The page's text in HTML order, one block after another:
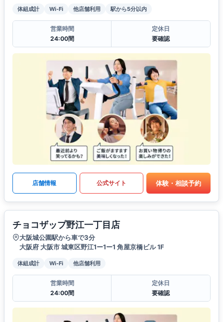
体組成計 Wi-Fi 他店舗利用 駅から5分以内
営業時間
24:00間
定休日
要確認
店舗情報 公式サイト 体験・相談予約
チョコザップ野江一丁目店
大阪城公園駅から車で3分
大阪府 大阪市 城東区野江1ー1ー1 角屋京橋ビル 1F
体組成計 Wi-Fi 他店舗利用
営業時間
24:00間
定休日
要確認